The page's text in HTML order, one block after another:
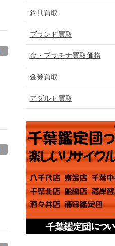
釣具買取
ブランド買取
金・プラチナ買取価格
金券買取
アダルト買取